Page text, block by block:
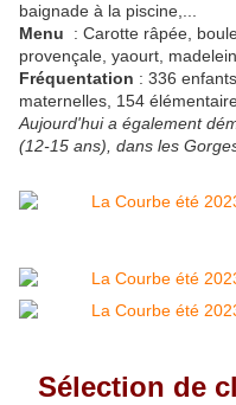
baignade à la piscine,...
Menu
: Carotte râpée,
provençale, yaourt,
Fréquentation : 336
maternelles, 154
Aujourd'hui a également
(12-15 ans), dans les
Sélection de